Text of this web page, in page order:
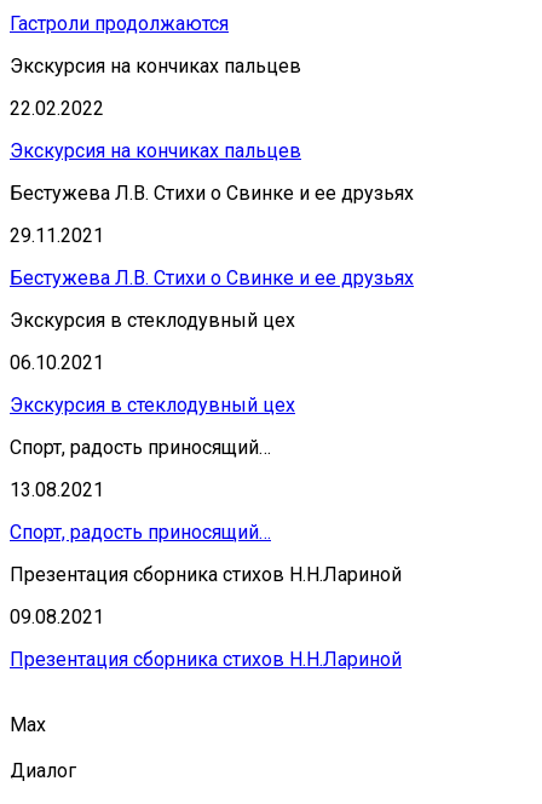
Гастроли продолжаются
Экскурсия на кончиках пальцев
22.02.2022
Экскурсия на кончиках пальцев
Бестужева Л.В. Стихи о Свинке и ее друзьях
29.11.2021
Бестужева Л.В. Стихи о Свинке и ее друзьях
Экскурсия в стеклодувный цех
06.10.2021
Экскурсия в стеклодувный цех
Спорт, радость приносящий…
13.08.2021
Спорт, радость приносящий…
Презентация сборника стихов Н.Н.Лариной
09.08.2021
Презентация сборника стихов Н.Н.Лариной
Мах
Диалог